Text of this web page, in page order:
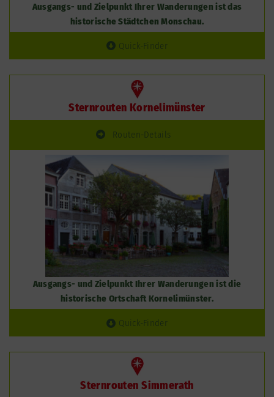
Ausgangs- und Zielpunkt Ihrer Wanderungen ist das
historische Städtchen Monschau.
Quick-Finder
Sternrouten Kornelimünster
Routen-Details
Ausgangs- und Zielpunkt Ihrer Wanderungen ist die
historische Ortschaft Kornelimünster.
Quick-Finder
Sternrouten Simmerath